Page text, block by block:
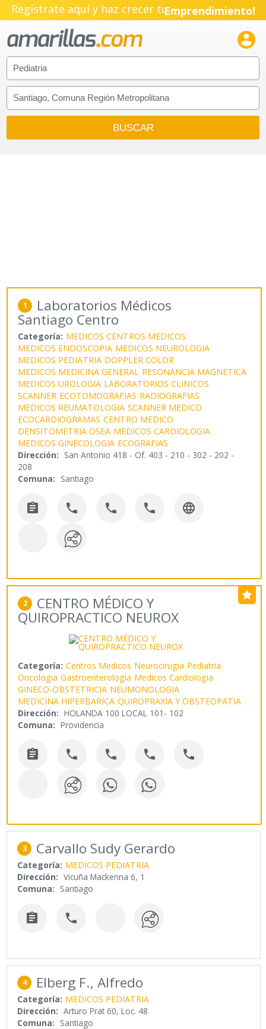
Regístrate aquí y haz crecer tuEmprendimiento!

1 Laboratorios Médicos
Santiago Centro
Categoría: MEDICOS CENTROS MEDICOS
MEDICOS ENDOSCOPIA MEDICOS NEUROLOGIA
MEDICOS PEDIATRIA DOPPLER COLOR
MEDICOS MEDICINA GENERAL RESONANCIA MAGNETICA
MEDICOS UROLOGIA LABORATORIOS CLINICOS
SCANNER ECOTOMOGRAFIAS RADIOGRAFIAS
MEDICOS REUMATOLOGIA SCANNER MEDICO
ECOCARDIOGRAMAS CENTRO MEDICO
DENSITOMETRIA OSEA MEDICOS CARDIOLOGIA
MEDICOS GINECOLOGIA ECOGRAFIAS
Dirección: San Antonio 418 - Of. 403 - 210 - 302 - 202 -
208
Comuna: Santiago
    
2 CENTRO MÉDICO Y
QUIROPRACTICO NEUROX
Categoría: Centros Medicos Neurocirugia Pediatria
Oncologia Gastroenterologia Medicos Cardiologia
GINECO-OBSTETRICIA NEUMONOLOGIA
MEDICINA HIPERBARICA QUIROPRAXIA Y OBSTEOPATIA
Dirección: HOLANDA 100 LOCAL 101- 102
Comuna: Providencia
    
3 Carvallo Sudy Gerardo
Categoría: MEDICOS PEDIATRIA
Dirección: Vicuña Mackenna 6, 1
Comuna: Santiago
 
4 Elberg F., Alfredo
Categoría: MEDICOS PEDIATRIA
Dirección: Arturo Prat 60, Loc. 48
Comuna: Santiago